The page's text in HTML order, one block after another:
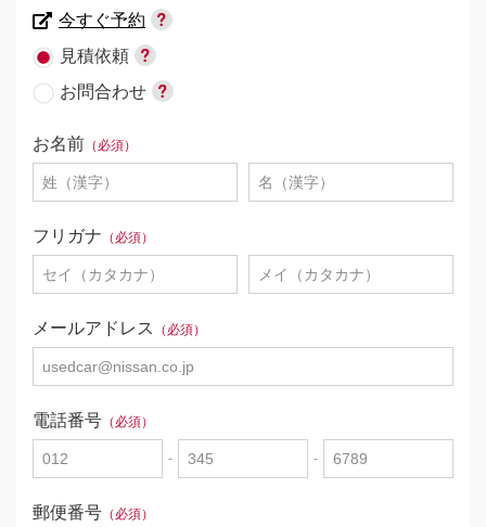
今すぐ予約
見積依頼
お問合わせ
お名前 （必須）
フリガナ （必須）
メールアドレス （必須）
電話番号 （必須）
- -
郵便番号 （必須）